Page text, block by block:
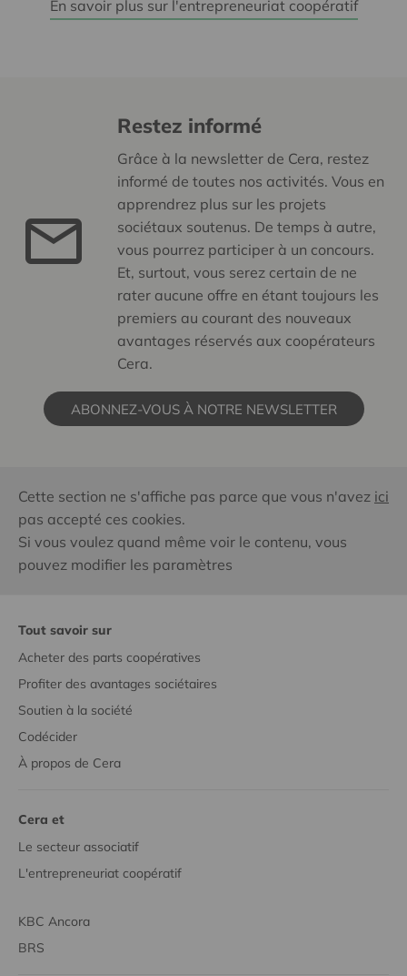
En savoir plus sur l'entrepreneuriat coopératif
Restez informé
Grâce à la newsletter de Cera, restez
informé de toutes nos activités. Vous en
apprendrez plus sur les projets
sociétaux soutenus. De temps à autre,
vous pourrez participer à un concours.
Et, surtout, vous serez certain de ne
rater aucune offre en étant toujours les
premiers au courant des nouveaux
avantages réservés aux coopérateurs
Cera.
ABONNEZ-VOUS À NOTRE NEWSLETTER
Cette section ne s'affiche pas parce que vous n'avez
pas accepté ces cookies.
Si vous voulez quand même voir le contenu, vous
pouvez modifier les paramètres
ici
Tout savoir sur
Acheter des parts coopératives
Profiter des avantages sociétaires
Soutien à la société
Codécider
À propos de Cera
Cera et
Le secteur associatif
L'entrepreneuriat coopératif
KBC Ancora
BRS